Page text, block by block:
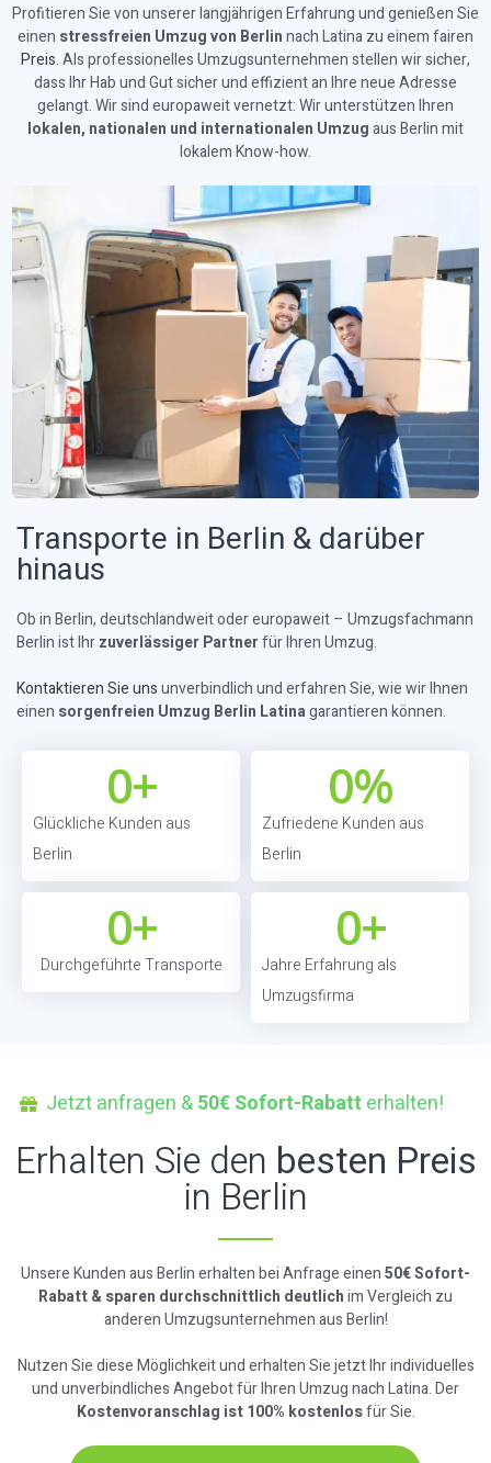
Profitieren Sie von unserer langjährigen Erfahrung und genießen Sie
einen stressfreien Umzug von Berlinnach Latina zu einem fairen
Preis. Als professionelles Umzugsunternehmen stellen wir sicher,
dass Ihr Hab und Gut sicher und effizient an Ihre neue Adresse
gelangt. Wir sind europaweit vernetzt: Wir unterstützen Ihren
lokalen, nationalen und internationalen Umzugaus Berlin mit
lokalem Know-how.
Transporte in Berlin & darüber
hinaus
Ob in Berlin, deutschlandweit oder europaweit – Umzugsfachmann
Berlin ist Ihrzuverlässiger Partnerfür Ihren Umzug.
Kontaktieren Sie unsunverbindlich und erfahren Sie, wie wir Ihnen
einen sorgenfreien Umzug Berlin Latinagarantieren können.
Glückliche Kunden aus
Berlin
0+
Zufriedene Kunden aus
Berlin
0%
Durchgeführte Transporte
0+
Jahre Erfahrung als
Umzugsfirma
0+
Jetzt anfragen &50€ Sofort-Rabatt erhalten!
Erhalten Sie den besten Preis
in Berlin
Unsere Kunden aus Berlin erhalten bei Anfrage einen50€ Sofort-
Rabatt & sparen durchschnittlich deutlichim Vergleich zu
anderen Umzugsunternehmen aus Berlin!
Nutzen Sie diese Möglichkeit und erhalten Sie jetzt Ihr individuelles
und unverbindliches Angebot für Ihren Umzug nach Latina. Der
Kostenvoranschlag ist 100% kostenlosfür Sie.